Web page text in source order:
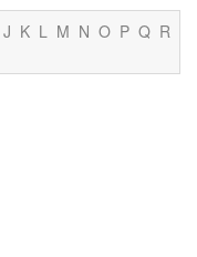
J K L M N O P Q R